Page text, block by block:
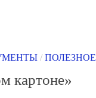
/ ПОЛЕЗНОЕ
картоне»